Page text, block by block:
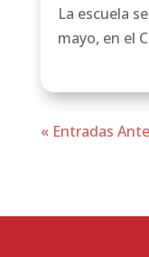
La escuela
mayo, en el
« Entradas